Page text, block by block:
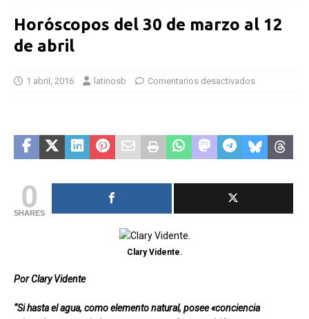
Horóscopos del 30 de marzo al 12
de abril
1 abril, 2016 latinosb Comentarios desactivados
0
SHARES
Clary Vidente.
Por Clary Vidente
“Si hasta el agua, como elemento natural, posee «conciencia